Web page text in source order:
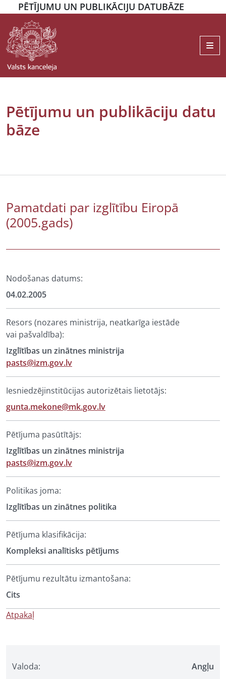
PĒTĪJUMU UN PUBLIKĀCIJU DATUBĀZE
Pētījumu un publikāciju datu
bāze
Valoda:
Angļu
Pamatdati par izglītību Eiropā
(2005.gads)
Nodošanas datums:
04.02.2005
Resors (nozares ministrija, neatkarīga iestāde
vai pašvaldība):
Izglītības un zinātnes ministrija
pasts@izm.gov.lv
Iesniedzējinstitūcijas autorizētais lietotājs:
gunta.mekone@mk.gov.lv
Pētījuma pasūtītājs:
Izglītības un zinātnes ministrija
pasts@izm.gov.lv
Politikas joma:
Izglītības un zinātnes politika
Pētījuma klasifikācija:
Kompleksi analītisks pētījums
Pētījumu rezultātu izmantošana:
Cits
Atpakaļ